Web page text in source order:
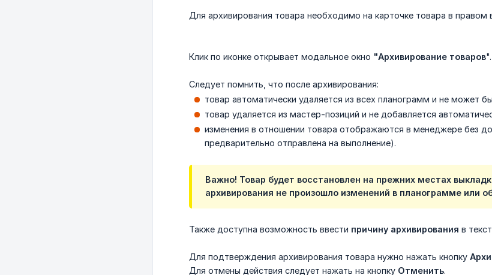
Для архивирования товара необходимо на карточке товара в правом
Клик по иконке открывает модальное окно "Архивирование товаров".
Следует помнить, что после архивирования:
товар автоматически удаляется из всех планограмм и не может
товар удаляется из мастер-позиций и не добавляется
изменения в отношении товара отображаются в менеджере без
предварительно отправлена на выполнение).
Важно! Товар будет восстановлен на прежних местах
архивирования не произошло изменений в планограмме или
Также доступна возможность ввести причину архивирования в
Для подтверждения архивирования товара нужно нажать кнопку
Для отмены действия следует нажать на кнопку Отменить.